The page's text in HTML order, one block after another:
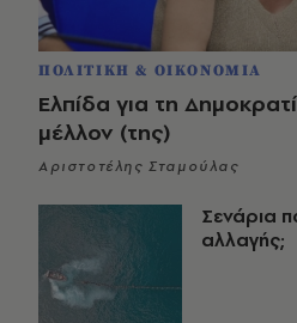
ΠΟΛΙΤΙΚΗ & ΟΙΚΟΝΟΜΙΑ
Ελπίδα για τη
μέλλον (της)
Αριστοτέλης Σταμούλας
Σενάρια
αλλαγής;